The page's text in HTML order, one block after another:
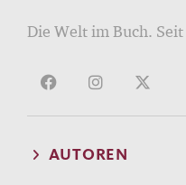
Die Welt im Buch. Seit
AUTOREN